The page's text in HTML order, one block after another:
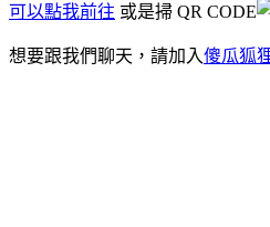
可以點我前往 或是掃 QR CODE
想要跟我們聊天，請加入傻瓜狐